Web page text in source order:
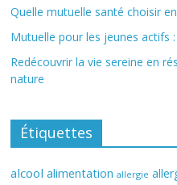
Quelle mutuelle santé choisir
Mutuelle pour les jeunes actifs
Redécouvrir la vie sereine en
nature
Étiquettes
alcool alimentation allergie